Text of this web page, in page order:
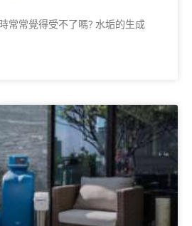
常常覺得受不了嗎? 水垢的生成